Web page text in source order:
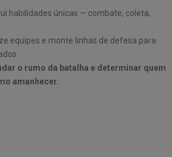
habilidades únicas — combate, coleta,
equipes e monte linhas de defesa para
o rumo da batalha e determinar quem
amanhecer.